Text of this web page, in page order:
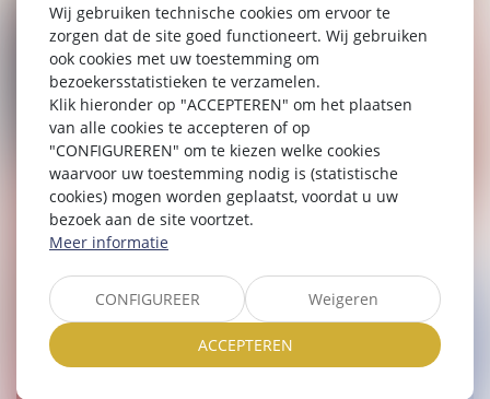
Wij gebruiken technische cookies om ervoor te
zorgen dat de site goed functioneert. Wij gebruiken
ook cookies met uw toestemming om
bezoekersstatistieken te verzamelen.
Klik hieronder op "ACCEPTEREN" om het plaatsen
van alle cookies te accepteren of op
"CONFIGUREREN" om te kiezen welke cookies
waarvoor uw toestemming nodig is (statistische
cookies) mogen worden geplaatst, voordat u uw
bezoek aan de site voortzet.
Meer informatie
CONFIGUREER Weigeren
ACCEPTEREN